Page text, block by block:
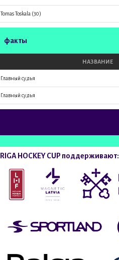
Tomas Toskala (30)
факты
НАЗВАНИЕ
Главный судья
Главный судья
RIGA HOCKEY CUP поддерживают: